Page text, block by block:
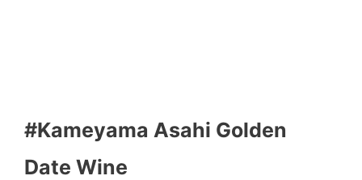
#Kameyama Asahi Golden
Date Wine